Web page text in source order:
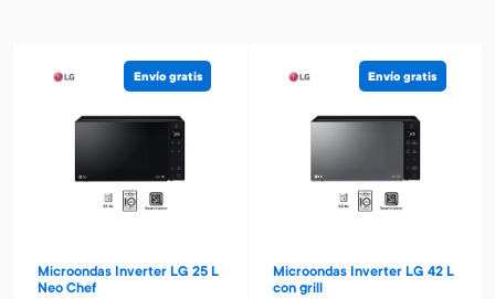
Envío gratis
Microondas Inverter LG 25 L
Neo Chef
Envío gratis
Microondas Inverter LG 42 L
con grill